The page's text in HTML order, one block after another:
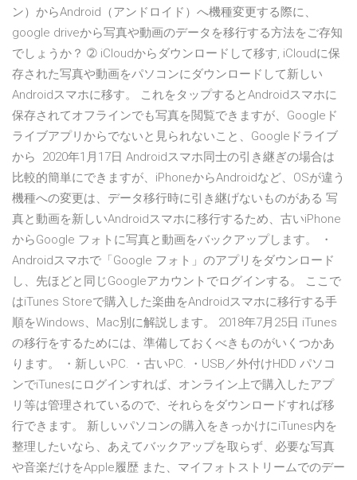
ン）からAndroid（アンドロイド）へ機種変更する際に、
google driveから写真や動画のデータを移行する方法をご存知
でしょうか？ ➁ iCloudからダウンロードして移す, iCloudに保
存された写真や動画をパソコンにダウンロードして新しい
Androidスマホに移す。 これをタップするとAndroidスマホに
保存されてオフラインでも写真を閲覧できますが、Googleド
ライブアプリからでないと見られないこと、Googleドライブ
から 2020年1月17日 Androidスマホ同士の引き継ぎの場合は
比較的簡単にできますが、iPhoneからAndroidなど、OSが違う
機種への変更は、データ移行時に引き継げないものがある 写
真と動画を新しいAndroidスマホに移行するため、古いiPhone
からGoogle フォトに写真と動画をバックアップします。 ・
Androidスマホで「Google フォト」のアプリをダウンロード
し、先ほどと同じGoogleアカウントでログインする。 ここで
はiTunes Storeで購入した楽曲をAndroidスマホに移行する手
順をWindows、Mac別に解説します。 2018年7月25日 iTunes
の移行をするためには、準備しておくべきものがいくつかあ
ります。 ・新しいPC. ・古いPC. ・USB／外付けHDD パソコ
ンでiTunesにログインすれば、オンライン上で購入したアプ
リ等は管理されているので、それらをダウンロードすれば移
行できます。 新しいパソコンの購入をきっかけにiTunes内を
整理したいなら、あえてバックアップを取らず、必要な写真
や音楽だけをApple履歴 また、マイフォトストリームでのデー